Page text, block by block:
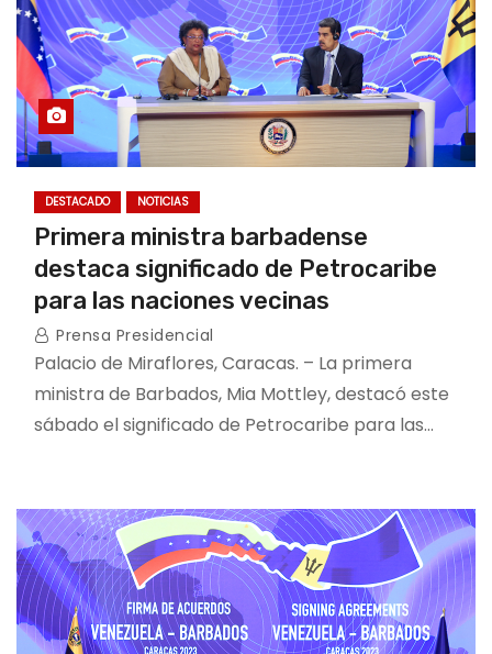
DESTACADO NOTICIAS
Primera ministra barbadense
destaca significado de Petrocaribe
para las naciones vecinas
Prensa Presidencial
Palacio de Miraflores, Caracas. – La primera
ministra de Barbados, Mia Mottley, destacó este
sábado el significado de Petrocaribe para las…